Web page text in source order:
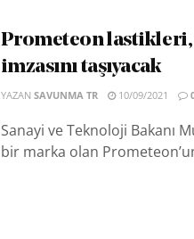
Prometeon
imzasını taşıyacak
YAZAN SAVUNMA TR 10/09/2021
Sanayi ve Teknoloji Bakanı
bir marka olan